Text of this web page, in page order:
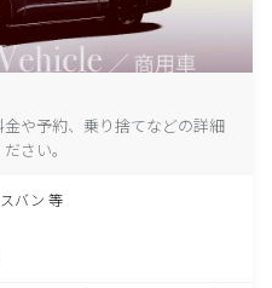
や予約、乗り捨てなどの詳細
さい。
バン 等